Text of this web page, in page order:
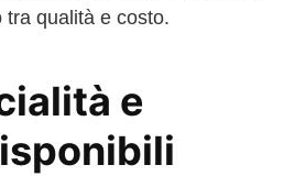
qualità e costo.
e